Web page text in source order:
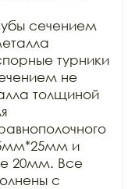
сечением
турники
не
толщиной
и
20мм. Все
с